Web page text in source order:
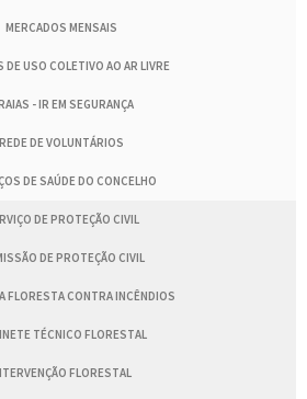
MERCADOS MENSAIS
DE USO COLETIVO AO AR LIVRE
- IR EM SEGURANÇA
REDE DE VOLUNTÁRIOS
DE SAÚDE DO CONCELHO
DE PROTEÇÃO CIVIL
DE PROTEÇÃO CIVIL
FLORESTA CONTRA INCÊNDIOS
TÉCNICO FLORESTAL
FLORESTAL